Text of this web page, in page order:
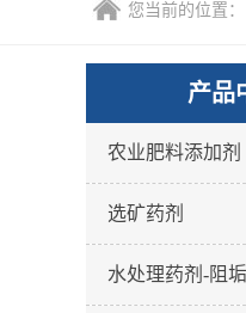
您当前的位置：
产品
农业肥料添加剂
选矿药剂
水处理药剂-阻